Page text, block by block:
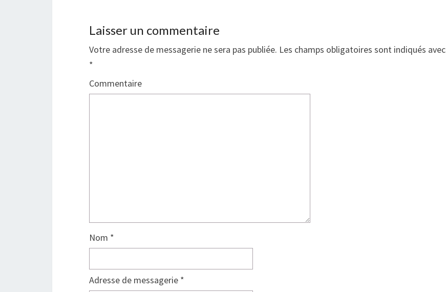
Laisser un commentaire
Votre adresse de messagerie ne sera pas publiée. Les champs obligatoires sont indiqués avec
*
Commentaire
Nom *
Adresse de messagerie *